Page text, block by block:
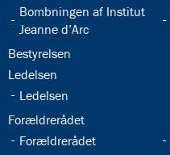
32.16:
Bombningen af Institut
Jeanne d’Arc
32.18:
Bestyrelsen
32.19:
Ledelsen
32.20:
Ledelsen
32.21:
Forældrerådet
32.22:
Forældrerådet